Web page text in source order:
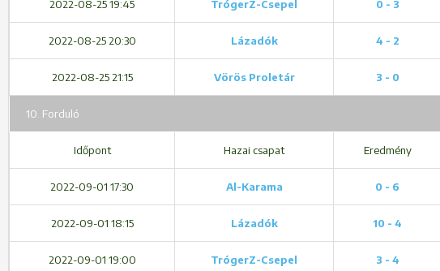
2022-08-25 19:45 TrógerZ-Csepel 0 - 3
2022-08-25 20:30 Lázadók 4 - 2
2022-08-25 21:15 Vörös Proletár 3 - 0
10. Forduló
Időpont Hazai csapat Eredmény
2022-09-01 17:30 Al-Karama 0 - 6
2022-09-01 18:15 Lázadók 10 - 4
2022-09-01 19:00 TrógerZ-Csepel 3 - 4